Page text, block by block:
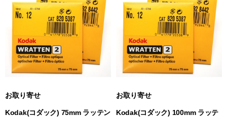
お取り寄せ
Kodak(コダック) 75mm ラッテン
お取り寄せ
Kodak(コダック) 100mm ラッテ